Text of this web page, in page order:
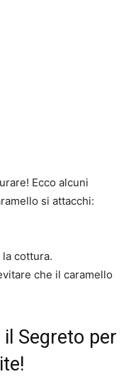
Ecco alcuni
si attacchi:
cottura.
che il caramello
Segreto per